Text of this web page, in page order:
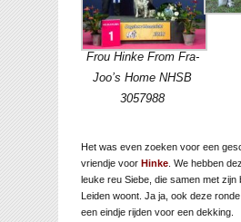
Frou Hinke From Fra-
Joo’s Home NHSB
3057988
Het was even zoeken voor een
vriendje voor Hinke. We hebben
leuke reu Siebe, die samen met zijn
Leiden woont. Ja ja, ook deze
een eindje rijden voor een dekking.